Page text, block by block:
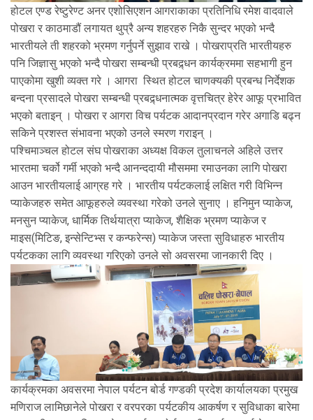
होटल एण्ड रेष्टुरेण्ट अनर एशोसिएशन आगराकाका प्रतिनिधि रमेश वादवाले
पोखरा र काठमाडौं लगायत थुप्रै अन्य शहरहरु निकै सुन्दर भएको भन्दै
भारतीयले ती शहरको भ्रमण गर्नुपर्ने सुझाव राखे । पोखराप्रति भारतीयहरु
पनि जिज्ञासु भएको भन्दै पोखरा सम्बन्धी प्रबद्र्धन कार्यक्रममा सहभागी हुन
पाएकोमा खुशी व्यक्त गरे । आगरा स्थित होटल चाणक्यकी प्रबन्ध निर्देशक
बन्दना प्रसादले पोखरा सम्बन्धी प्रबद्र्धनात्मक वृत्तचित्र हेरेर आफू प्रभावित
भएको बताइन् । पोखरा र आगरा विच पर्यटक आदानप्रदान गरेर अगाडि बढ्न
सकिने प्रशस्त संभावना भएको उनले स्मरण गराइन् ।
पश्चिमाञ्चल होटल संघ पोखराका अध्यक्ष विकल तुलाचनले अहिले उत्तर
भारतमा चर्को गर्मी भएको भन्दै आनन्ददायी मौसममा रमाउनका लागि पोखरा
आउन भारतीयलाई आग्रह गरे । भारतीय पर्यटकलाई लक्षित गरी विभिन्न
प्याकेजहरु समेत आफूहरुले व्यवस्था गरेको उनले सुनाए । हनिमुन प्याकेज,
मनसुन प्याकेज, धार्मिक तिर्थयात्रा प्याकेज, शैक्षिक भ्रमण प्याकेज र
माइस(मिटिङ, इन्सेन्टिभ्स र कन्फरेन्स) प्याकेज जस्ता सुविधाहरु भारतीय
पर्यटकका लागि व्यवस्था गरिएको उनले सो अवसरमा जानकारी दिए ।
कार्यक्रमका अवसरमा नेपाल पर्यटन बोर्ड गण्डकी प्रदेश कार्यालयका प्रमुख
मणिराज लामिछानेले पोखरा र वरपरका पर्यटकीय आकर्षण र सुविधाका बारेमा